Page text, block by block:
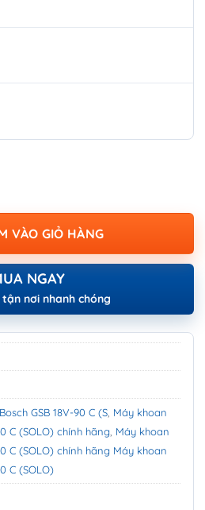
VÀO GIỎ HÀNG
NGAY
nơi nhanh chóng
GSB 18V-90 C (S Máy khoan
C (SOLO) chính hãng Máy khoan
C (SOLO) chính hãng Máy khoan
C (SOLO)